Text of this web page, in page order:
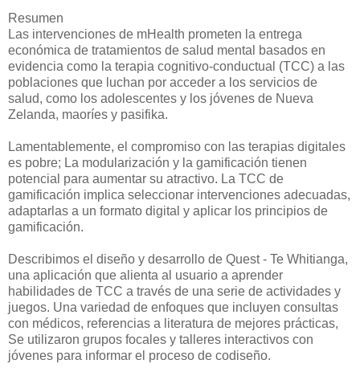
Resumen
Las intervenciones de mHealth prometen la entrega
económica de tratamientos de salud mental basados ​​en
evidencia como la terapia cognitivo-conductual (TCC) a las
poblaciones que luchan por acceder a los servicios de
salud, como los adolescentes y los jóvenes de Nueva
Zelanda, maoríes y pasifika.
Lamentablemente, el compromiso con las terapias digitales
es pobre; La modularización y la gamificación tienen
potencial para aumentar su atractivo. La TCC de
gamificación implica seleccionar intervenciones adecuadas,
adaptarlas a un formato digital y aplicar los principios de
gamificación.
Describimos el diseño y desarrollo de Quest - Te Whitianga,
una aplicación que alienta al usuario a aprender
habilidades de TCC a través de una serie de actividades y
juegos. Una variedad de enfoques que incluyen consultas
con médicos, referencias a literatura de mejores prácticas,
Se utilizaron grupos focales y talleres interactivos con
jóvenes para informar el proceso de codiseño.